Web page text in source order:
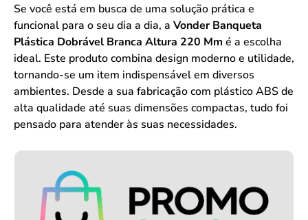
Se você está em busca de uma solução prática e
funcional para o seu dia a dia, a Vonder Banqueta
Plástica Dobrável Branca Altura 220 Mm é a escolha
ideal. Este produto combina design moderno e utilidade,
tornando-se um item indispensável em diversos
ambientes. Desde a sua fabricação com plástico ABS de
alta qualidade até suas dimensões compactas, tudo foi
pensado para atender às suas necessidades.